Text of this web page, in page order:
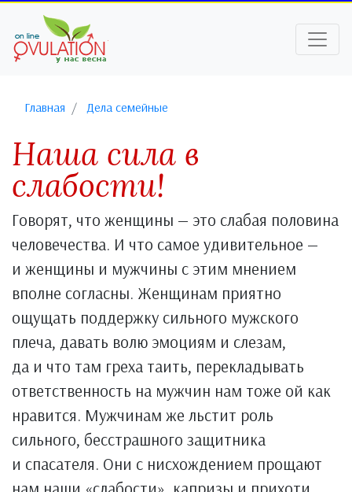
Главная Дела семейные
Наша сила в
слабости!
Говорят, что женщины — это слабая половина
человечества. И что самое удивительное —
и женщины и мужчины с этим мнением
вполне согласны. Женщинам приятно
ощущать поддержку сильного мужского
плеча, давать волю эмоциям и слезам,
да и что там греха таить, перекладывать
ответственность на мужчин нам тоже ой как
нравится. Мужчинам же льстит роль
сильного, бесстрашного защитника
и спасателя. Они с нисхождением прощают